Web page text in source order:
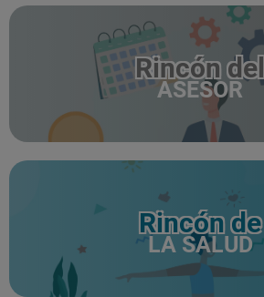
Rincón del
ASESOR
Rincón de
LA SALUD